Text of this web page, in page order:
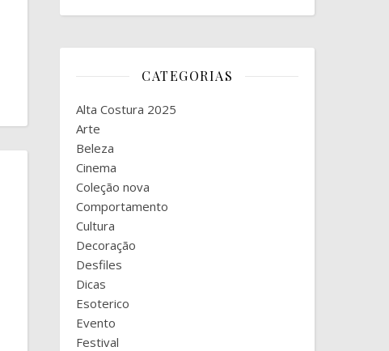
CATEGORIAS
Alta Costura 2025
Arte
Beleza
Cinema
Coleção nova
Comportamento
Cultura
Decoração
Desfiles
Dicas
Esoterico
Evento
Festival